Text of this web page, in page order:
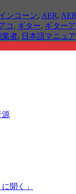
ンコーン, AER,
コ , ギター, ギター
業者, 日本語マニュ
源
聞く」